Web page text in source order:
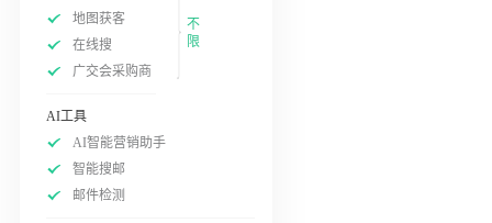
地图获客
在线搜
广交会采购商
不
限
AI工具
AI智能营销助手
智能搜邮
邮件检测